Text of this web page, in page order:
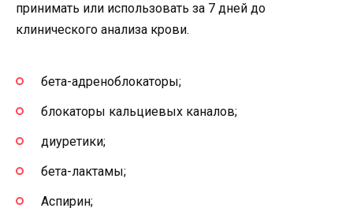
принимать или использовать за 7 дней до
клинического анализа крови.
бета-адреноблокаторы;
блокаторы кальциевых каналов;
диуретики;
бета-лактамы;
Аспирин;